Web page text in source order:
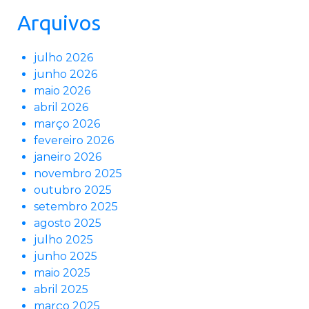
Arquivos
julho 2026
junho 2026
maio 2026
abril 2026
março 2026
fevereiro 2026
janeiro 2026
novembro 2025
outubro 2025
setembro 2025
agosto 2025
julho 2025
junho 2025
maio 2025
abril 2025
março 2025